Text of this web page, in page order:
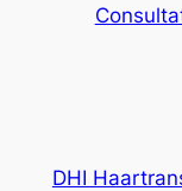
DHI